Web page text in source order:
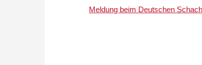
Meldung beim Deutschen